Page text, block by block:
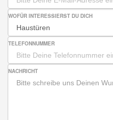
WOFÜR INTERESSIERST DU DICH
TELEFONNUMMER
NACHRICHT